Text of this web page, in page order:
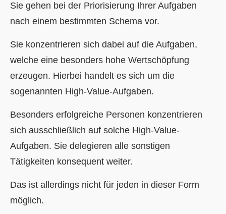
Sie gehen bei der Priorisierung Ihrer Aufgaben
nach einem bestimmten Schema vor.
Sie konzentrieren sich dabei auf die Aufgaben,
welche eine besonders hohe Wertschöpfung
erzeugen. Hierbei handelt es sich um die
sogenannten High-Value-Aufgaben.
Besonders erfolgreiche Personen konzentrieren
sich ausschließlich auf solche High-Value-
Aufgaben. Sie delegieren alle sonstigen
Tätigkeiten konsequent weiter.
Das ist allerdings nicht für jeden in dieser Form
möglich.